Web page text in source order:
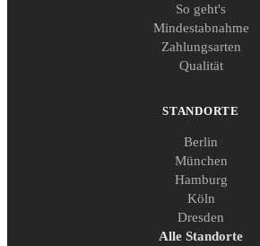
So geht's
Mindestabnahme
Zahlungsarten
Qualität
STANDORTE
Berlin
München
Hamburg
Köln
Dresden
Alle Standorte